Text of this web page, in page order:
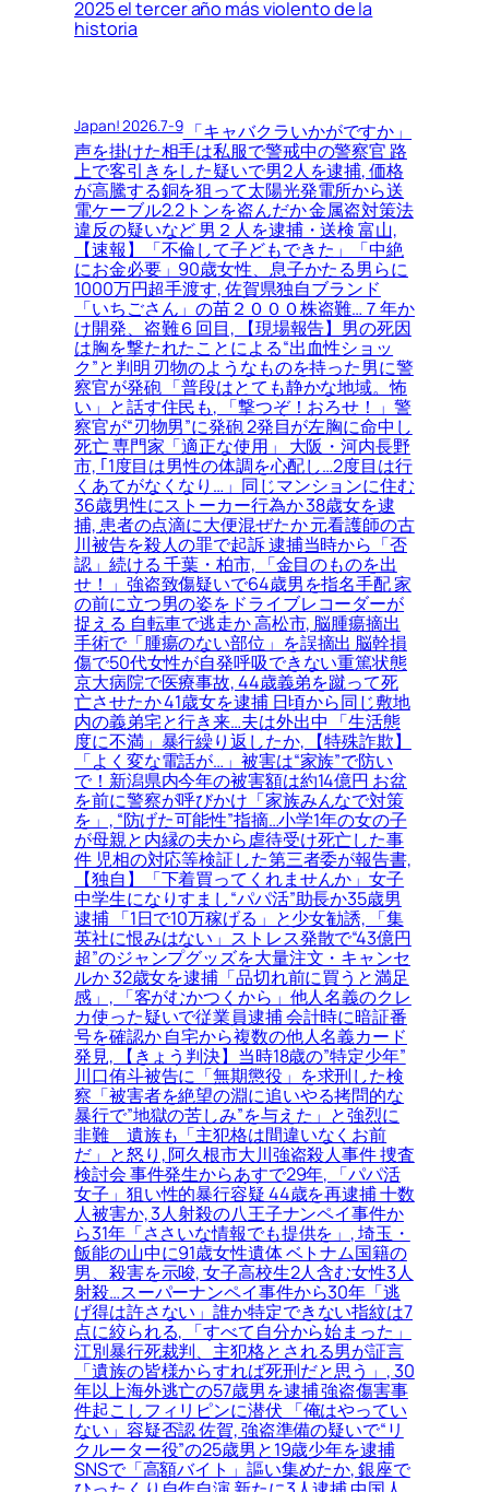
2025 el tercer año más violento de la
historia
Japan! 2026.7-9「キャバクラいかがですか」
声を掛けた相手は私服で警戒中の警察官 路
上で客引きをした疑いで男2人を逮捕, 価格
が高騰する銅を狙って太陽光発電所から送
電ケーブル2.2トンを盗んだか 金属盗対策法
違反の疑いなど 男２人を逮捕・送検 富山,
【速報】「不倫して子どもできた」「中絶
にお金必要」90歳女性、息子かたる男らに
1000万円超手渡す, 佐賀県独自ブランド
「いちごさん」の苗２０００株盗難…７年か
け開発、盗難６回目, 【現場報告】男の死因
は胸を撃たれたことによる“出血性ショッ
ク”と判明 刃物のようなものを持った男に警
察官が発砲 「普段はとても静かな地域。怖
い」と話す住民も, 「撃つぞ！おろせ！」警
察官が“刃物男”に発砲 2発目が左胸に命中し
死亡 専門家「適正な使用」 大阪・河内長野
市, ｢1度目は男性の体調を心配し…2度目は行
くあてがなくなり…」同じマンションに住む
36歳男性にストーカー行為か 38歳女を逮
捕, 患者の点滴に大便混ぜたか 元看護師の古
川被告を殺人の罪で起訴 逮捕当時から「否
認」続ける 千葉・柏市, 「金目のものを出
せ！」強盗致傷疑いで64歳男を指名手配 家
の前に立つ男の姿をドライブレコーダーが
捉える 自転車で逃走か 高松市, 脳腫瘍摘出
手術で「腫瘍のない部位」を誤摘出 脳幹損
傷で50代女性が自発呼吸できない重篤状態
京大病院で医療事故, 44歳義弟を蹴って死
亡させたか 41歳女を逮捕 日頃から同じ敷地
内の義弟宅と行き来…夫は外出中 「生活態
度に不満」暴行繰り返したか, 【特殊詐欺】
「よく変な電話が…」被害は“家族”で防い
で！新潟県内今年の被害額は約14億円 お盆
を前に警察が呼びかけ「家族みんなで対策
を」, “防げた可能性”指摘…小学1年の女の子
が母親と内縁の夫から虐待受け死亡した事
件 児相の対応等検証した第三者委が報告書,
【独自】「下着買ってくれませんか」女子
中学生になりすまし“パパ活”助長か35歳男
逮捕 「1日で10万稼げる」と少女勧誘, 「集
英社に恨みはない」ストレス発散で“43億円
超”のジャンプグッズを大量注文・キャンセ
ルか 32歳女を逮捕「品切れ前に買うと満足
感」, 「客がむかつくから」他人名義のクレ
カ使った疑いで従業員逮捕 会計時に暗証番
号を確認か 自宅から複数の他人名義カード
発見, 【きょう判決】当時18歳の”特定少年”
川口侑斗被告に「無期懲役」を求刑した検
察「被害者を絶望の淵に追いやる拷問的な
暴行で”地獄の苦しみ”を与えた」と強烈に
非難＿遺族も「主犯格は間違いなくお前
だ」と怒り, 阿久根市大川強盗殺人事件 捜査
検討会 事件発生からあすで29年, 「パパ活
女子」狙い性的暴行容疑 44歳を再逮捕 十数
人被害か, 3人射殺の八王子ナンペイ事件か
ら31年「ささいな情報でも提供を」, 埼玉・
飯能の山中に91歳女性遺体 ベトナム国籍の
男、殺害を示唆, 女子高校生2人含む女性3人
射殺…スーパーナンペイ事件から30年「逃
げ得は許さない」誰か特定できない指紋は7
点に絞られる, 「すべて自分から始まった」
江別暴行死裁判、主犯格とされる男が証言
「遺族の皆様からすれば死刑だと思う」, 30
年以上海外逃亡の57歳男を逮捕 強盗傷害事
件起こしフィリピンに潜伏 「俺はやってい
ない」容疑否認 佐賀, 強盗準備の疑いで“リ
クルーター役”の25歳男と19歳少年を逮捕
SNSで「高額バイト」謳い集めたか, 銀座で